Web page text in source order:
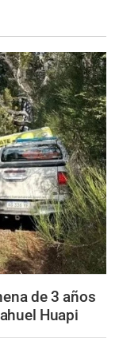
de 3 años
Huapi